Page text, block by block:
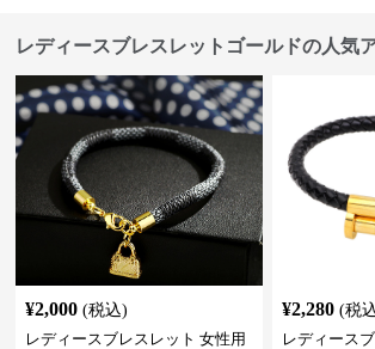
レディースブレスレットゴールドの人気
¥2,000 (税込)
レディースブレスレット 女性用
¥2,280 (税
レディース